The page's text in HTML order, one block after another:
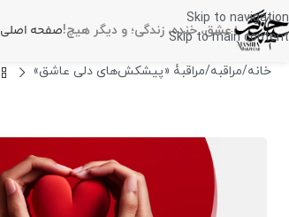
Skip to navigation
Skip to main content
عشق، خنده، زندگی؛ و دیگر هیچ!صفحه اصلی
خانه مراقبه مراقبۀ «پیشکش‌های دلی عاشق»